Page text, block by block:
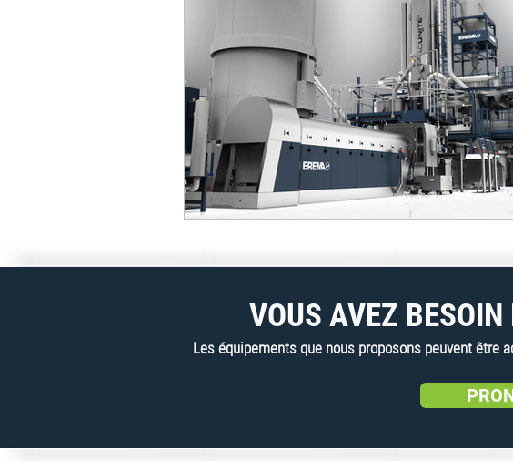
VOUS AVEZ
Les équipements que nous proposons peuvent être